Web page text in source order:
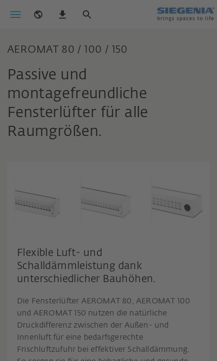
AEROMAT 80 / 100 / 150
Passive und
montagefreundliche
Fensterlüfter für alle
Raumgrößen.
Flexible Luft- und
Schalldämmleistung dank
unterschiedlicher Bauhöhen.
Die Fensterlüfter AEROMAT 80, AEROMAT 100
und AEROMAT 150 nutzen die natürliche
Druckdifferenz zwischen der Außen- und
Innenluft für eine bedarfsgerechte
Frischluftzufuhr bei effektiver Schalldämmung.